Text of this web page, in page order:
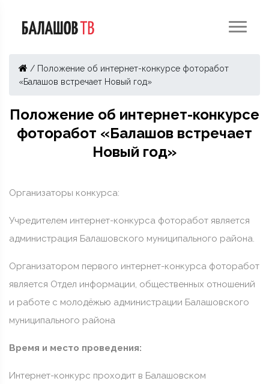
/ Положение об интернет-конкурсе фоторабот
«Балашов встречает Новый год»
Положение об интернет-конкурсе
фоторабот «Балашов встречает
Новый год»
Организаторы конкурса:
Учредителем интернет-конкурса фоторабот является
администрация Балашовского муниципального района.
Организатором первого интернет-конкурса фоторабот
является Отдел информации, общественных отношений
и работе с молодёжью администрации Балашовского
муниципального района
Время и место проведения:
Интернет-конкурс проходит в Балашовском